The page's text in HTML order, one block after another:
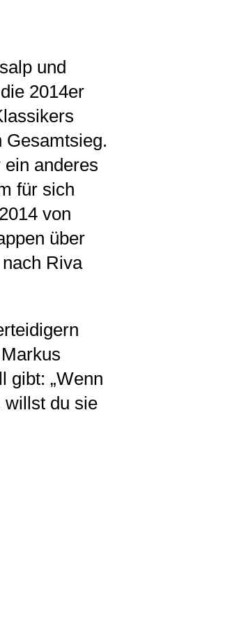
und
2014er
Gesamtsieg.
anderes
für sich
von
über
Riva
gibt: „Wenn
willst du sie